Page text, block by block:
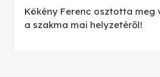
Kökény Ferenc osztotta
a szakma mai helyzetéről!